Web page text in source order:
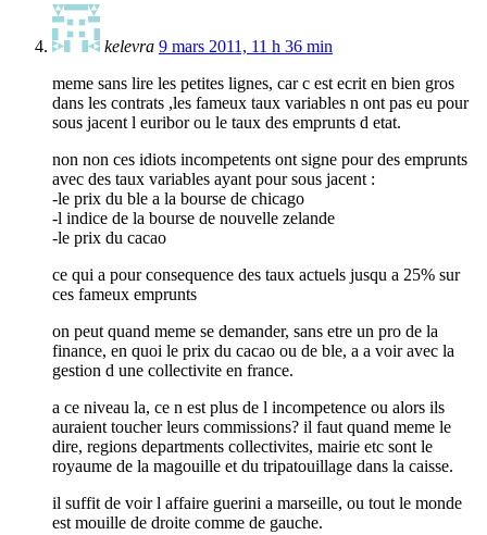
kelevra 9 mars 2011, 11 h 36 min
meme sans lire les petites lignes, car c est ecrit en bien gros
dans les contrats ,les fameux taux variables n ont pas eu pour
sous jacent l euribor ou le taux des emprunts d etat.
non non ces idiots incompetents ont signe pour des emprunts
avec des taux variables ayant pour sous jacent :
-le prix du ble a la bourse de chicago
-l indice de la bourse de nouvelle zelande
-le prix du cacao
ce qui a pour consequence des taux actuels jusqu a 25% sur
ces fameux emprunts
on peut quand meme se demander, sans etre un pro de la
finance, en quoi le prix du cacao ou de ble, a a voir avec la
gestion d une collectivite en france.
a ce niveau la, ce n est plus de l incompetence ou alors ils
auraient toucher leurs commissions? il faut quand meme le
dire, regions departments collectivites, mairie etc sont le
royaume de la magouille et du tripatouillage dans la caisse.
il suffit de voir l affaire guerini a marseille, ou tout le monde
est mouille de droite comme de gauche.